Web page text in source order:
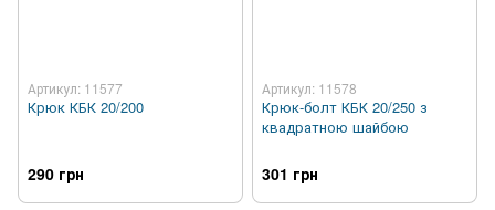
Артикул: 11577
Крюк КБК 20/200
290 грн
Артикул: 11578
Крюк-болт КБК 20/250 з
квадратною шайбою
301 грн